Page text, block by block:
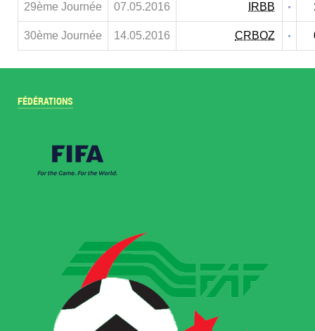
29ème Journée 07.05.2016 IRBB
30ème Journée 14.05.2016 CRBOZ
FÉDÉRATIONS